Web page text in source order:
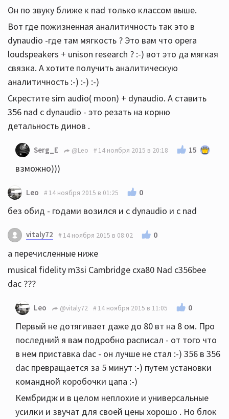
Он по звуку ближе к nad только классом выше.
Вот где пожизненная аналитичность так это в
dynaudio -где там мягкость ? Это вам что opera
loudspeakers + unison research ? :-) вот это да мягкая
связка. А хотите получить аналитическую
аналитичность :-) :-) :-)
Скрестите sim audio( moon) + dynaudio. А ставить
356 nad с dynaudio - это резать на корню
детальность динов .
Serg_E @Leo 14 ноября 2015 в 20:18 15
взможно)))
Leo 14 ноября 2015 в 01:25 0
без обид - годами возился и с dynaudio и с nad
vitaly72 14 ноября 2015 в 08:02 0
а перечисленные ниже
musical fidelity m3si Cambridge cxa80 Nad c356bee
dac ???
Leo @vitaly72 14 ноября 2015 в 11:05 0
Первый не дотягивает даже до 80 вт на 8 ом. Про
последний я вам подробно расписал - от того что
в нем приставка dac - он лучше не стал :-) 356 в 356
dac превращается за 5 минут :-) путем установки
командной коробочки цапа :-)
Кембридж и в целом неплохие и универсальные
усилки и звучат для своей цены хорошо . Но блок